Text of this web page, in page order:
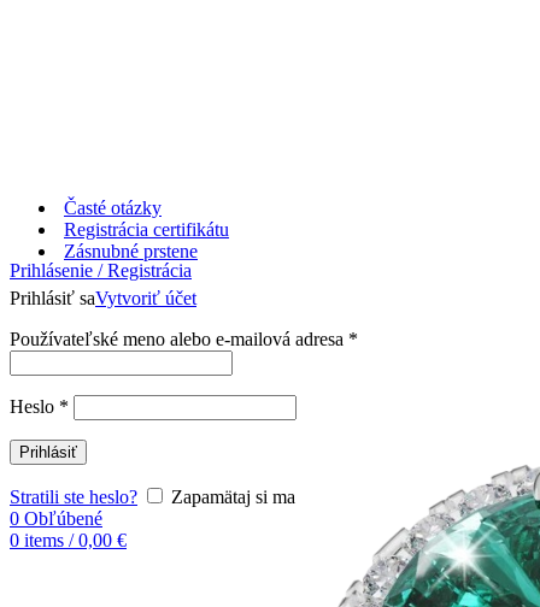
Časté otázky
Registrácia certifikátu
Prihlásenie / Registrácia
Prihlásiť saVytvoriť účet
Používateľské meno alebo e-mailová adresa *
Heslo *
Prihlásiť
Stratili ste heslo?
Zapamätaj si ma
0 Obľúbené
0 items / 0,00 €
Zásnubné prstene